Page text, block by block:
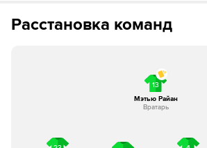
22´
Джереми Толян получил травму и
Perez выходит на поле.
Судья сигнализирует, что Пабло
Расстановка команд
13
Мэтью Райан
Вратарь